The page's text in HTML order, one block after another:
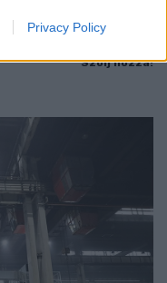
Privacy Policy
Szólj hozzá!